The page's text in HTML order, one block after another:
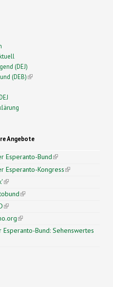
(DEJ)
(DEB)(link is external)
Angebote
Esperanto-Bund(link is
external)
Esperanto-Kongress(link is
(link is external)
(link is external)
(link is external)
(link is external)
Esperanto-Bund: Sehenswertes